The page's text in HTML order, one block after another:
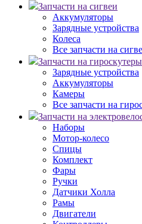
Запчасти на сигвеи
Аккумуляторы
Зарядные устройства
Колеса
Все запчасти на
Запчасти на гироскутеры
Зарядные устройства
Аккумуляторы
Камеры
Все запчасти на
Запчасти на
Наборы
Мотор-колесо
Спицы
Комплект
Фары
Ручки
Датчики Холла
Рамы
Двигатели